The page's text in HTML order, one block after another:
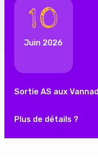
10
Juin 2026
Sortie AS aux
Plus de détails ?